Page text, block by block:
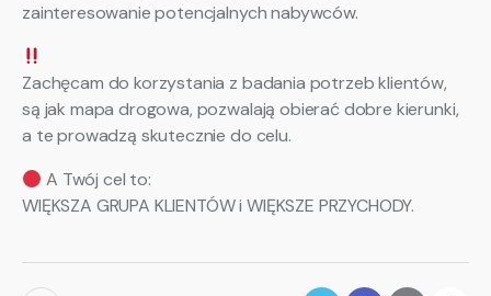
zainteresowanie potencjalnych nabywców.
Zachęcam do korzystania z badania potrzeb klientów,
są jak mapa drogowa, pozwalają obierać dobre kierunki,
a te prowadzą skutecznie do celu.
A Twój cel to:
WIĘKSZA GRUPA KLIENTÓW i WIĘKSZE PRZYCHODY.